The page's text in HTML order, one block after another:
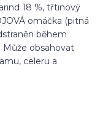
18 %, třtinový
omáčka (pitná
během
Může obsahovat
celeru a